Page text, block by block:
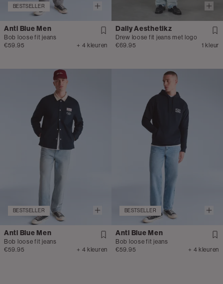
BESTSELLER
Anti Blue Men
Bob loose fit jeans
€59.95
+ 4 kleuren
Daily Aesthetikz
Drew loose fit jeans met logo
€69.95
1 kleur
BESTSELLER
Anti Blue Men
Bob loose fit jeans
€59.95
+ 4 kleuren
BESTSELLER
Anti Blue Men
Bob loose fit jeans
€59.95
+ 4 kleuren